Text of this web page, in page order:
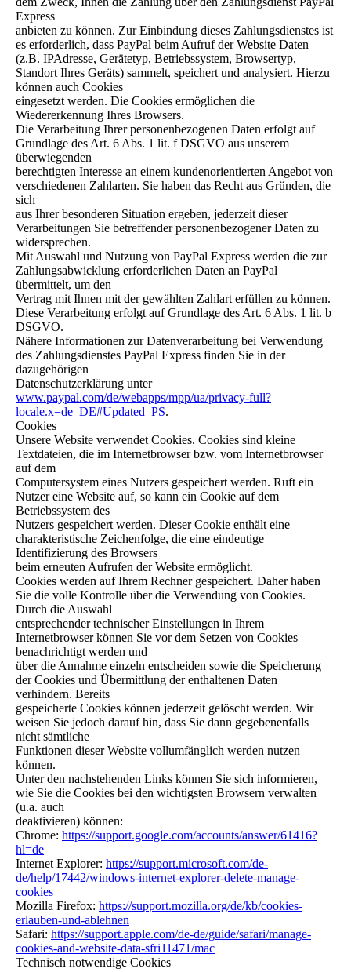
Express
anbieten zu können. Zur Einbindung dieses Zahlungsdienstes ist
es erforderlich, dass PayPal beim Aufruf der Website Daten
(z.B. IPAdresse, Gerätetyp, Betriebssystem, Browsertyp,
Standort Ihres Geräts) sammelt, speichert und analysiert. Hierzu
können auch Cookies
eingesetzt werden. Die Cookies ermöglichen die
Wiedererkennung Ihres Browsers.
Die Verarbeitung Ihrer personenbezogenen Daten erfolgt auf
Grundlage des Art. 6 Abs. 1 lit. f DSGVO aus unserem
überwiegenden
berechtigten Interesse an einem kundenorientierten Angebot von
verschiedenen Zahlarten. Sie haben das Recht aus Gründen, die
sich
aus Ihrer besonderen Situation ergeben, jederzeit dieser
Verarbeitungen Sie betreffender personenbezogener Daten zu
widersprechen.
Mit Auswahl und Nutzung von PayPal Express werden die zur
Zahlungsabwicklung erforderlichen Daten an PayPal
übermittelt, um den
Vertrag mit Ihnen mit der gewählten Zahlart erfüllen zu können.
Diese Verarbeitung erfolgt auf Grundlage des Art. 6 Abs. 1 lit. b
DSGVO.
Nähere Informationen zur Datenverarbeitung bei Verwendung
des Zahlungsdienstes PayPal Express finden Sie in der
dazugehörigen
Datenschutzerklärung unter
www.paypal.com/de/webapps/mpp/ua/privacy-full?
locale.x=de_DE#Updated_PS.
Cookies
Unsere Website verwendet Cookies. Cookies sind kleine
Textdateien, die im Internetbrowser bzw. vom Internetbrowser
auf dem
Computersystem eines Nutzers gespeichert werden. Ruft ein
Nutzer eine Website auf, so kann ein Cookie auf dem
Betriebssystem des
Nutzers gespeichert werden. Dieser Cookie enthält eine
charakteristische Zeichenfolge, die eine eindeutige
Identifizierung des Browsers
beim erneuten Aufrufen der Website ermöglicht.
Cookies werden auf Ihrem Rechner gespeichert. Daher haben
Sie die volle Kontrolle über die Verwendung von Cookies.
Durch die Auswahl
entsprechender technischer Einstellungen in Ihrem
Internetbrowser können Sie vor dem Setzen von Cookies
benachrichtigt werden und
über die Annahme einzeln entscheiden sowie die Speicherung
der Cookies und Übermittlung der enthaltenen Daten
verhindern. Bereits
gespeicherte Cookies können jederzeit gelöscht werden. Wir
weisen Sie jedoch darauf hin, dass Sie dann gegebenenfalls
nicht sämtliche
Funktionen dieser Website vollumfänglich werden nutzen
können.
Unter den nachstehenden Links können Sie sich informieren,
wie Sie die Cookies bei den wichtigsten Browsern verwalten
(u.a. auch
deaktivieren) können:
Chrome: https://support.google.com/accounts/answer/61416?
hl=de
Internet Explorer: https://support.microsoft.com/de-
de/help/17442/windows-internet-explorer-delete-manage-
cookies
Mozilla Firefox: https://support.mozilla.org/de/kb/cookies-
erlauben-und-ablehnen
Safari: https://support.apple.com/de-de/guide/safari/manage-
cookies-and-website-data-sfri11471/mac
Technisch notwendige Cookies